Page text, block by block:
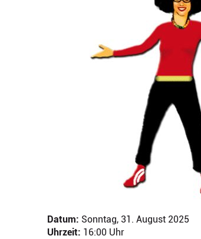
Datum: Sonntag, 31. August 2025
Uhrzeit: 16:00 Uhr